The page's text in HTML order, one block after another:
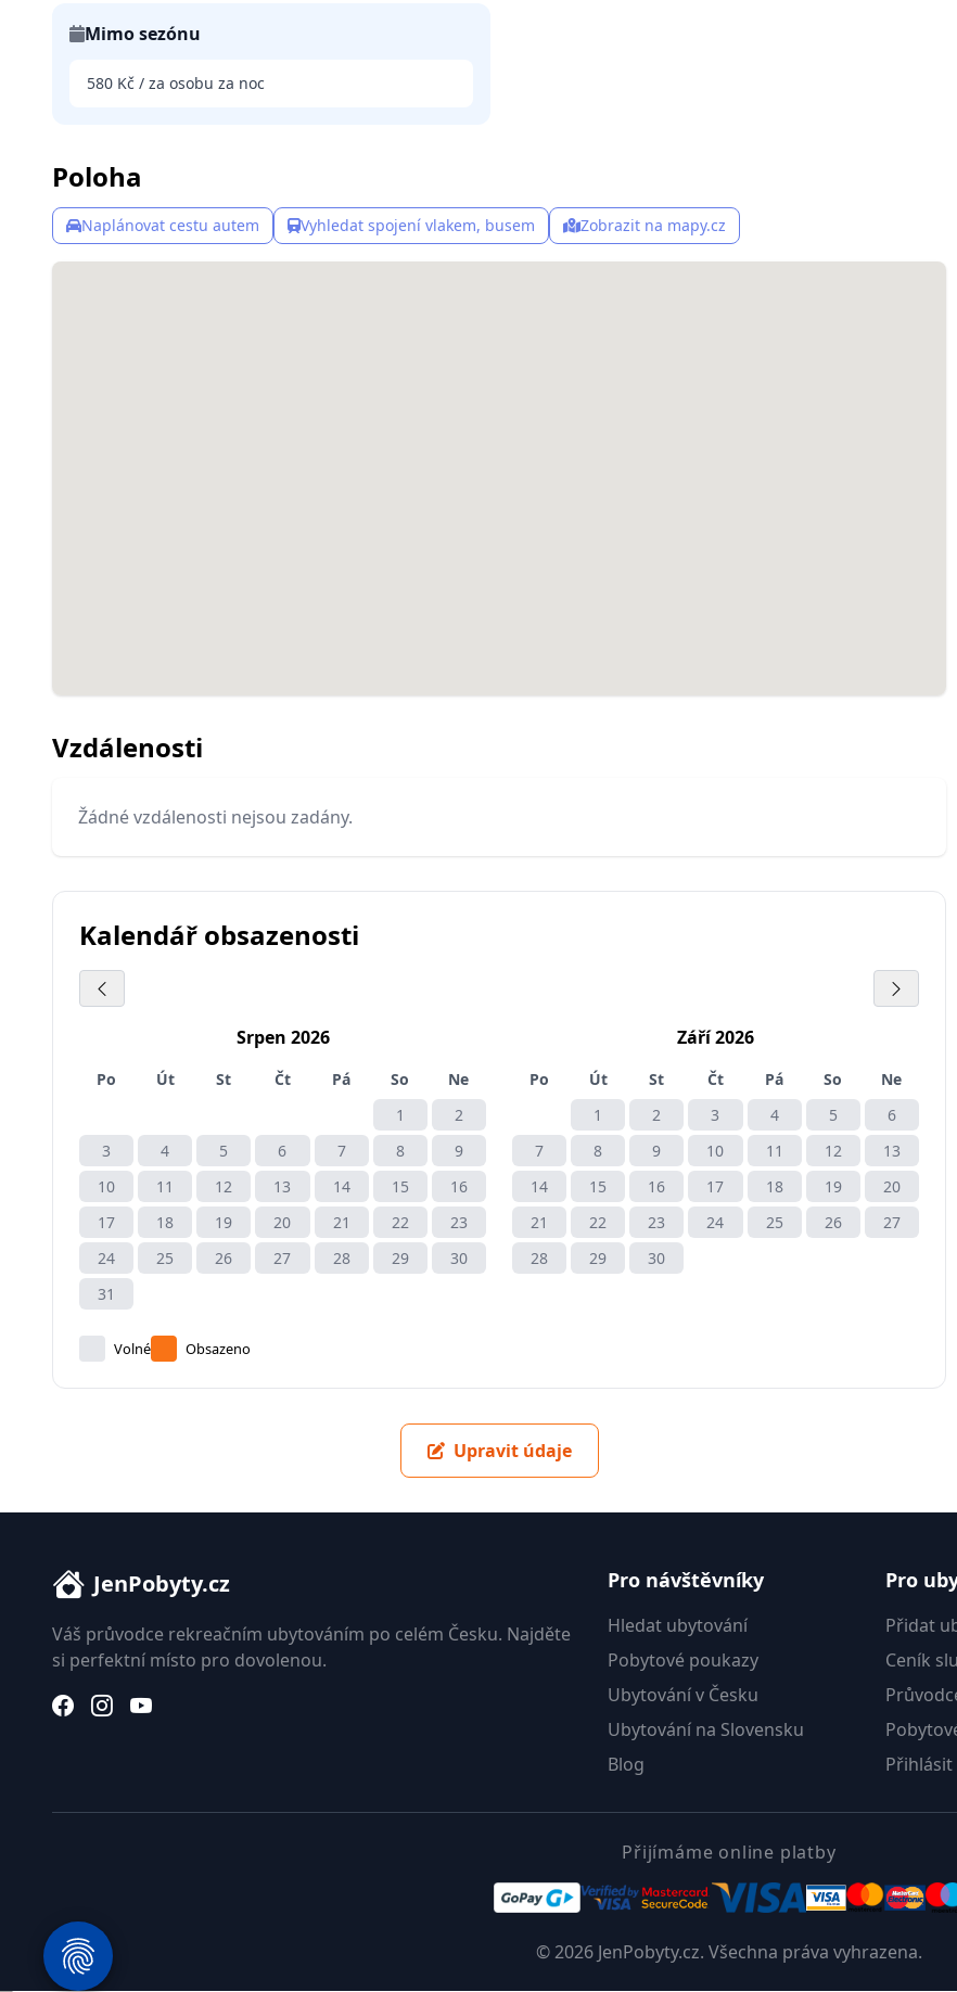
Mimo sezónu
580 Kč / za osobu za noc
Poloha
Naplánovat cestu autem Vyhledat spojení vlakem, busem Zobrazit na mapy.cz
Vzdálenosti
Žádné vzdálenosti nejsou zadány.
Kalendář obsazenosti
Srpen 2026
Po Út St Čt Pá So
Ne
1
2
3
4 5 6 7 8
9
10
11 12 13 14 15
16
17
18 19 20 21 22
23
24
25 26 27 28 29
30
31
Září 2026
Po Út St Čt Pá So
Ne
1
2 3 4 5
6
7
8 9 10 11 12
13
14
15 16 17 18 19
20
21
22 23 24 25 26
27
28
29 30
Volné Obsazeno
Upravit údaje
JenPobyty.cz
Váš průvodce rekreačním ubytováním po celém Česku. Najděte
si perfektní místo pro dovolenou.
Pro návštěvníky
Hledat ubytování
Pobytové poukazy
Ubytování v Česku
Ubytování na Slovensku
Blog
Pro
Přidat
Ceník
Přihlásit
Přijímáme online platby
© 2026 JenPobyty.cz. Všechna práva vyhrazena.